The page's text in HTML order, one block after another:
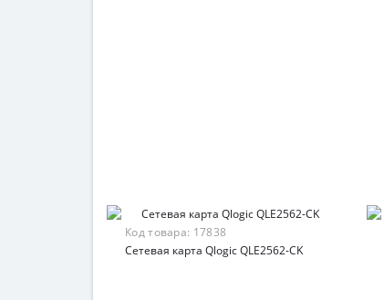
Код товара: 17838
Сетевая карта Qlogic QLE2562-CK